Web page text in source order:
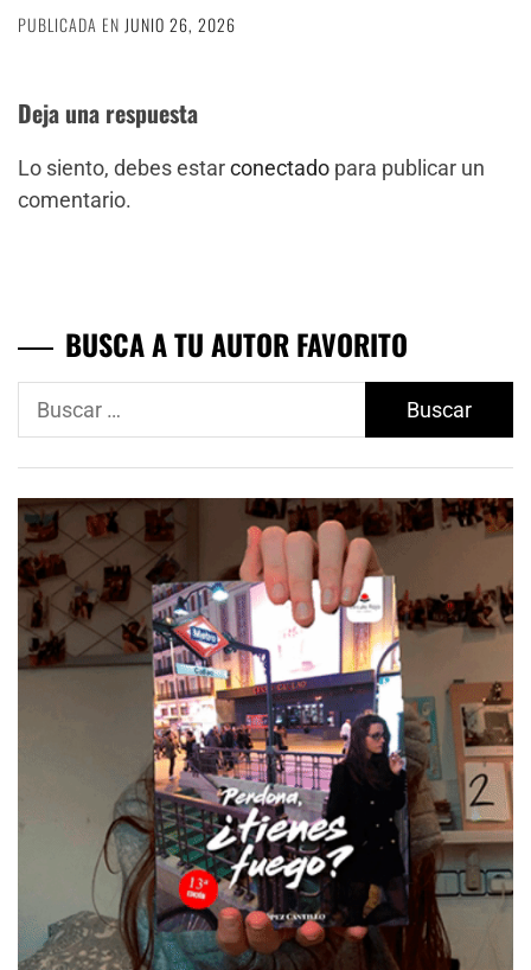
PUBLICADA EN JUNIO 26, 2026
Deja una respuesta
Lo siento, debes estarconectado para publicar un
comentario.
BUSCA A TU AUTOR FAVORITO
Buscar: